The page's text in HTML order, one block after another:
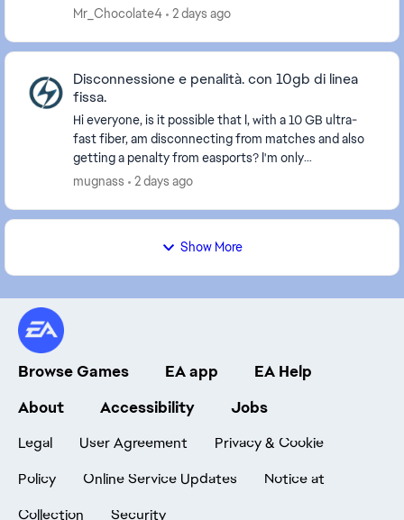
essere stata riscattata non riesco a trovarla in...
Mr_Chocolate4 2 days ago
Disconnessione e penalità. con 10gb di linea
fissa.
Hi everyone, is it possible that I, with a 10 GB ultra-
fast fiber, am disconnecting from matches and also
getting a penalty from easports? I'm only
disconnecting from this game. The game servers a...
mugnass 2 days ago
Show More
Browse Games EA app
EA Help
About
Accessibility Jobs
Legal User Agreement
Privacy & Cookie
Policy
Online Service Updates
Notice at
Collection
Security